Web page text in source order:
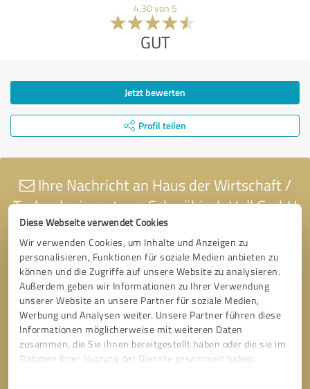
Diese Webseite verwendet Cookies
Wir verwenden Cookies, um Inhalte und Anzeigen zu
personalisieren, Funktionen für soziale Medien anbieten zu
können und die Zugriffe auf unsere Website zu analysieren.
Außerdem geben wir Informationen zu Ihrer Verwendung
unserer Website an unsere Partner für soziale Medien,
Werbung und Analysen weiter. Unsere Partner führen diese
Informationen möglicherweise mit weiteren Daten
zusammen, die Sie ihnen bereitgestellt haben oder die sie im
Rahmen Ihrer Nutzung der Dienste gesammelt haben.
4,30 von 5
GUT
Jetzt bewerten
Profil teilen
Ihre Nachricht an Haus der Wirtschaft /
Technologiezentrum Schwäbisch Hall GmbH